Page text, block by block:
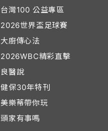
台灣100 公益專區
2026世界盃足球賽
大廚傳心法
2026WBC精彩直擊
良醫說
健保30年特刊
美樂蒂帶你玩
頭家有事嗎